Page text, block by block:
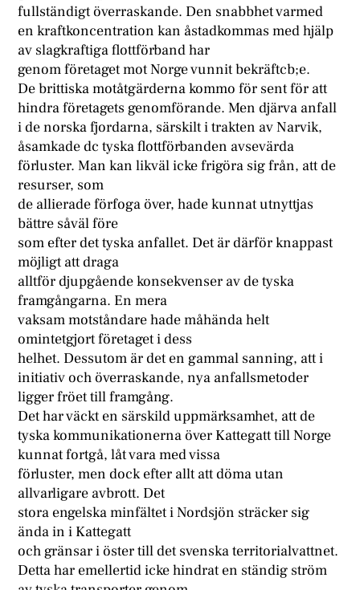
fullständigt överraskande. Den snabbhet varmed
en kraftkoncentration kan åstadkommas med hjälp
av slagkraftiga flottförband har
genom företaget mot Norge vunnit bekräftcb;e.
De brittiska motåtgärderna kommo för sent för att
hindra företagets genomförande. Men djärva anfall
i de norska fjordarna, särskilt i trakten av Narvik,
åsamkade dc tyska flottförbanden avsevärda
förluster. Man kan likväl icke frigöra sig från, att de
resurser, som
de allierade förfoga över, hade kunnat utnyttjas
bättre såväl före
som efter det tyska anfallet. Det är därför knappast
möjligt att draga
alltför djupgående konsekvenser av de tyska
framgångarna. En mera
vaksam motståndare hade måhända helt
omintetgjort företaget i dess
helhet. Dessutom är det en gammal sanning, att i
initiativ och överraskande, nya anfallsmetoder
ligger fröet till framgång.
Det har väckt en särskild uppmärksamhet, att de
tyska kommunikationerna över Kattegatt till Norge
kunnat fortgå, låt vara med vissa
förluster, men dock efter allt att döma utan
allvarligare avbrott. Det
stora engelska minfältet i Nordsjön sträcker sig
ända in i Kattegatt
och gränsar i öster till det svenska territorialvattnet.
Detta har emellertid icke hindrat en ständig ström